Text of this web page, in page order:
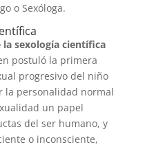
o Sexóloga.
la sexología científica
postuló la primera
progresivo del niño
la personalidad normal
un papel
del ser humano, y
o inconsciente,